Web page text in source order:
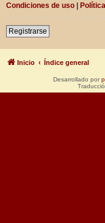
Condiciones de uso |
Registrarse
Inicio Índice general
Desarrollado por